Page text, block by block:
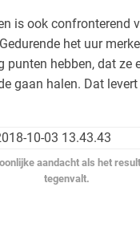
is ook confronterend
het uur
punten hebben, dat ze
gaan halen. Dat levert
aandacht als het
tegenvalt.